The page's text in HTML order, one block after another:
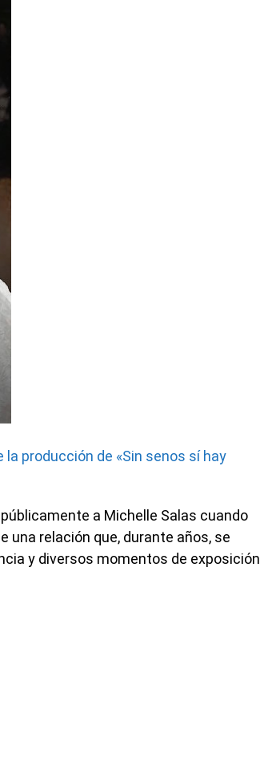
la producción de «Sin senos sí hay
a Michelle Salas cuando
una relación que, durante años, se
y diversos momentos de exposición